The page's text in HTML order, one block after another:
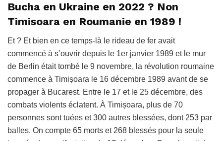
Bucha en Ukraine en 2022 ? Non
Timisoara en Roumanie en 1989 !
Et ? Et bien en ce temps-là le rideau de fer avait
commencé à s’ouvrir depuis le 1er janvier 1989 et le mur
de Berlin était tombé le 9 novembre, la révolution roumaine
commence à Timișoara le 16 décembre 1989 avant de se
propager à Bucarest. Entre le 17 et le 25 décembre, des
combats violents éclatent. À Timișoara, plus de 70
personnes sont tuées et 300 autres blessées, dont 253 par
balles. On compte 65 morts et 268 blessés pour la seule